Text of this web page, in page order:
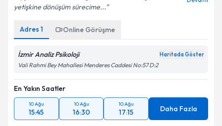
yetişkine dönüşüm sürecime...
Adres 1 Online Görüşme
İzmir Analiz Psikoloji Haritada Göster
Vali Rahmi Bey Mahallesi Menderes Caddesi No:57 D:2
En Yakın Saatler
10 Ağu
15:45
10 Ağu
16:30
10 Ağu
17:15 Daha Fazla